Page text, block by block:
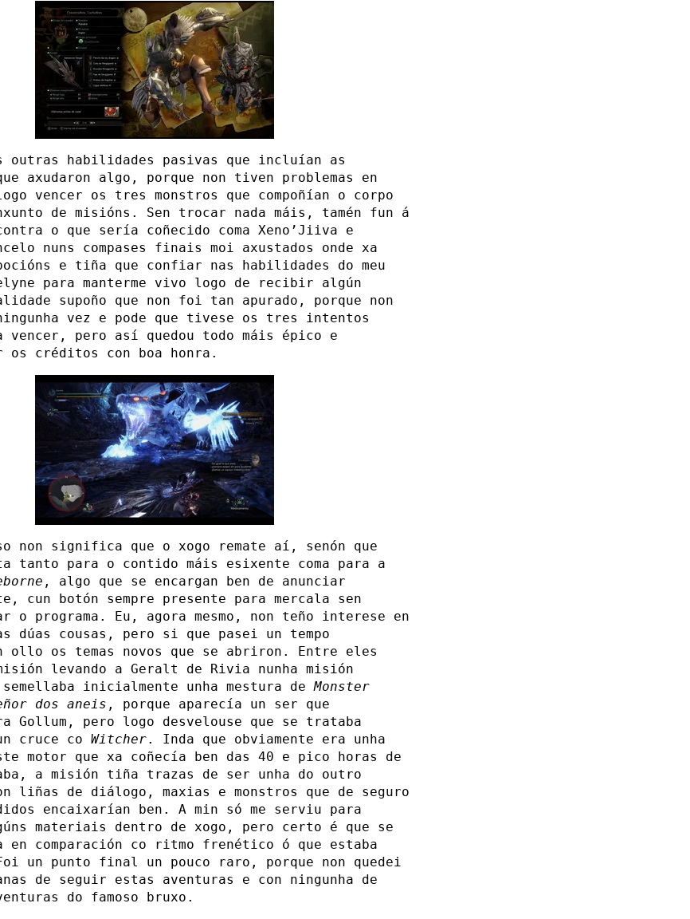
outras habilidades pasivas que incluían as
axudaron algo, porque non tiven problemas en
vencer os tres monstros que compoñían o corpo
de misións. Sen trocar nada máis, tamén fun á
o que sería coñecido coma Xeno’Jiiva e
nuns compases finais moi axustados onde xa
e tiña que confiar nas habilidades do meu
para manterme vivo logo de recibir algún
supoño que non foi tan apurado, porque non
vez e pode que tivese os tres intentos
vencer, pero así quedou todo máis épico e
os créditos con boa honra.
non significa que o xogo remate aí, senón que
tanto para o contido máis esixente coma para a
, algo que se encargan ben de anunciar
cun botón sempre presente para mercala sen
o programa. Eu, agora mesmo, non teño interese en
dúas cousas, pero si que pasei un tempo
ollo os temas novos que se abriron. Entre eles
levando a Geralt de Rivia nunha misión
inicialmente unha mestura deMonster
dos aneis , porque aparecía un ser que
Gollum, pero logo desvelouse que se trataba
cruce co Witcher. Inda que obviamente era unha
motor que xa coñecía ben das 40 e pico horas de
a misión tiña trazas de ser unha do outro
liñas de diálogo, maxias e monstros que de seguro
encaixarían ben. A min só me serviu para
materiais dentro de xogo, pero certo é que se
en comparación co ritmo frenético ó que estaba
un punto final un pouco raro, porque non quedei
de seguir estas aventuras e con ningunha de
do famoso bruxo.